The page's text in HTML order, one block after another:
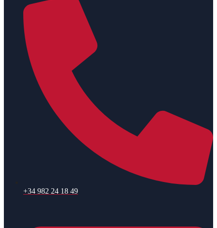
+34 982 24 18 49